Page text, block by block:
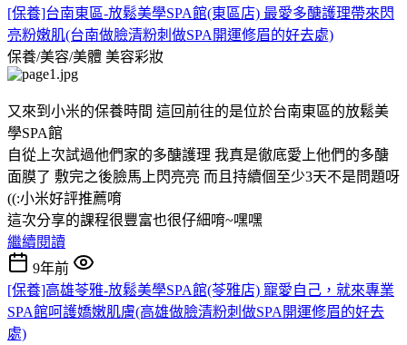
[保養]台南東區-放鬆美學SPA館(東區店) 最愛多醣護理帶來閃
亮粉嫩肌(台南做臉清粉刺做SPA開運修眉的好去處)
保養/美容/美體 美容彩妝
又來到小米的保養時間 這回前往的是位於台南東區的放鬆美
學SPA館
自從上次試過他們家的多醣護理 我真是徹底愛上他們的多醣
面膜了 敷完之後臉馬上閃亮亮 而且持續個至少3天不是問題呀
((:小米好評推薦唷
這次分享的課程很豐富也很仔細唷~嘿嘿
繼續閱讀
9年前
[保養]高雄苓雅-放鬆美學SPA館(苓雅店) 寵愛自己，就來專業
SPA館呵護嬌嫩肌膚(高雄做臉清粉刺做SPA開運修眉的好去
處)